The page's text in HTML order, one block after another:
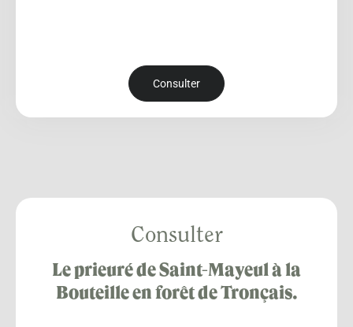
Consulter
Consulter
Le prieuré de Saint-Mayeul à la
Bouteille en forêt de Tronçais.